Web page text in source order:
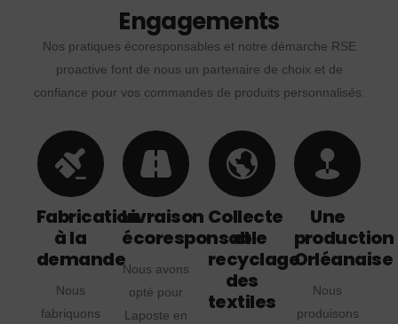
Engagements
Nos pratiques écoresponsables et notre démarche RSE
proactive font de nous un partenaire de choix et de
confiance pour vos commandes de produits personnalisés.
Fabrication
à la
demande
Nous
fabriquons
Livraison
écoresponsable
Nous avons
opté pour
Laposte en
Collecte
et
recyclage
des
textiles
Une
production
Orléanaise
Nous
produisons